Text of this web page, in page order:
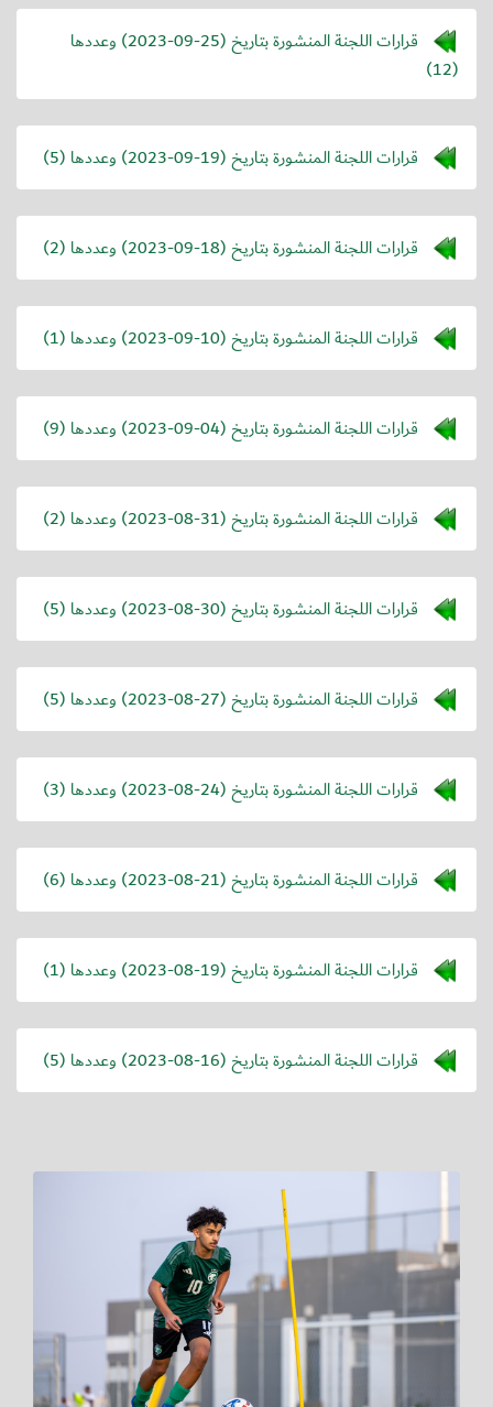
قرارات اللجنة المنشورة بتاريخ (2023-09-25) وعددها
(12)
قرارات اللجنة المنشورة بتاريخ (2023-09-19) وعددها (5)
قرارات اللجنة المنشورة بتاريخ (2023-09-18) وعددها (2)
قرارات اللجنة المنشورة بتاريخ (2023-09-10) وعددها (1)
قرارات اللجنة المنشورة بتاريخ (2023-09-04) وعددها (9)
قرارات اللجنة المنشورة بتاريخ (2023-08-31) وعددها (2)
قرارات اللجنة المنشورة بتاريخ (2023-08-30) وعددها (5)
قرارات اللجنة المنشورة بتاريخ (2023-08-27) وعددها (5)
قرارات اللجنة المنشورة بتاريخ (2023-08-24) وعددها (3)
قرارات اللجنة المنشورة بتاريخ (2023-08-21) وعددها (6)
قرارات اللجنة المنشورة بتاريخ (2023-08-19) وعددها (1)
قرارات اللجنة المنشورة بتاريخ (2023-08-16) وعددها (5)